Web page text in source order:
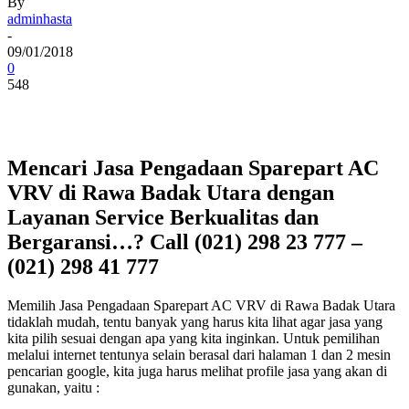
adminhasta
-
09/01/2018
0
548
Mencari Jasa Pengadaan Sparepart AC
VRV di Rawa Badak Utara dengan
Layanan Service Berkualitas dan
Bergaransi…? Call (021) 298 23 777 –
(021) 298 41 777
Memilih Jasa Pengadaan Sparepart AC VRV di Rawa Badak Utara
tidaklah mudah, tentu banyak yang harus kita lihat agar jasa yang
kita pilih sesuai dengan apa yang kita inginkan. Untuk pemilihan
melalui internet tentunya selain berasal dari halaman 1 dan 2 mesin
pencarian google, kita juga harus melihat profile jasa yang akan di
gunakan, yaitu :